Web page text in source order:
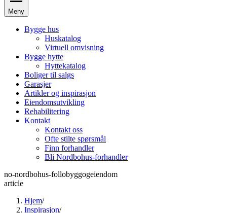
Meny
Bygge hus
Huskatalog
Virtuell omvisning
Bygge hytte
Hyttekatalog
Boliger til salgs
Garasjer
Artikler og inspirasjon
Eiendomsutvikling
Rehabilitering
Kontakt
Kontakt oss
Ofte stilte spørsmål
Finn forhandler
Bli Nordbohus-forhandler
no-nordbohus-follobyggogeiendom
article
Hjem/
Inspirasjon/